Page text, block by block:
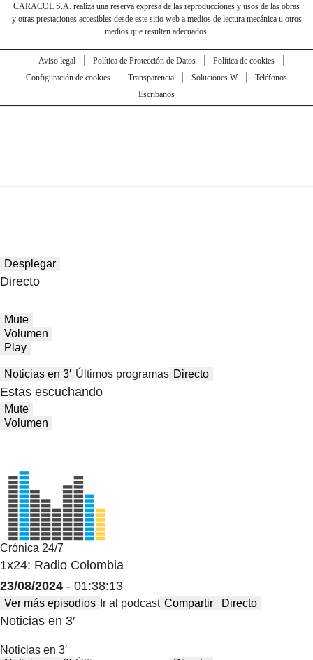
CARACOL S.A. realiza una reserva expresa de las reproducciones y usos de las obras
y otras prestaciones accesibles desde este sitio web a medios de lectura mecánica u otros
medios que resulten adecuados.
Aviso legal Política de Protección de Datos
Política de cookies
Configuración de cookies
Transparencia Soluciones W
Teléfonos
Escríbanos
Desplegar
Directo
Mute
Volumen
Play
Noticias en 3′ Últimos programas Directo
Estas escuchando
Mute
Volumen
Crónica 24/7
1x24: Radio Colombia
23/08/2024 - 01:38:13
Ver más episodios Ir al podcast Compartir Directo
Noticias en 3′
Noticias en 3′